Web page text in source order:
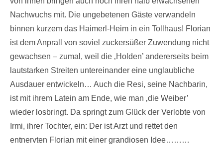
Nachwuchs mit. Die ungebetenen Gäste verwandeln
binnen kurzem das Haimerl-Heim in ein Tollhaus! Florian
ist dem Anprall von soviel zuckersüßer Zuwendung nicht
gewachsen – zumal, weil die ‚Holden’ andererseits beim
lautstarken Streiten untereinander eine unglaubliche
Ausdauer entwickeln… Auch die Resi, seine Nachbarin,
ist mit ihrem Latein am Ende, wie man ‚die Weiber’
wieder losbringt. Da springt zum Glück der Verlobte von
Irmi, ihrer Tochter, ein: Der ist Arzt und rettet den
entnervten Florian mit einer grandiosen Idee………